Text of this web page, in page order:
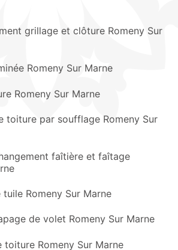
grillage et clôture Romeny Sur
Romeny Sur Marne
Romeny Sur Marne
toiture par soufflage Romeny Sur
faîtière et faîtage
Romeny Sur Marne
de volet Romeny Sur Marne
toiture Romeny Sur Marne